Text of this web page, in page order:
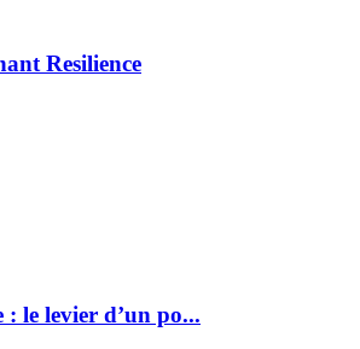
Resilience
: le levier d’un po...